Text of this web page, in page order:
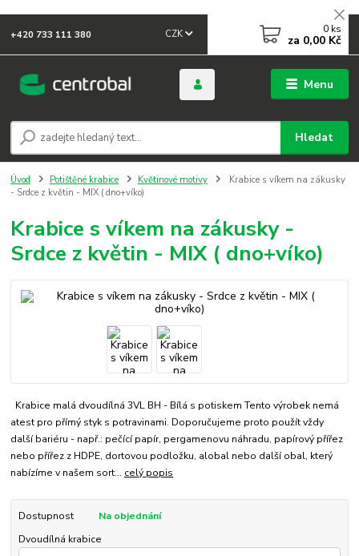
Menu
CZK
Hledat
+420 733 111 380 0 ks
za 0,00 Kč
Úvod Potištěné krabice Květinové motivy
Krabice s víkem na zákusky
- Srdce z květin - MIX ( dno+víko)
Krabice s víkem na zákusky -
Srdce z květin - MIX ( dno+víko)
Krabice malá dvoudílná 3VL BH - Bílá s potiskem Tento výrobek nemá
atest pro přímý styk s potravinami. Doporučujeme proto použít vždy
další bariéru - např.: pečící papír, pergamenovu náhradu, papírový přířez
nebo přířez z HDPE, dortovou podložku, alobal nebo další obal, který
nabízíme v našem sort... celý popis
Dostupnost
Na objednání
Dvoudílná krabice